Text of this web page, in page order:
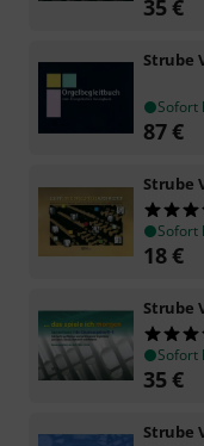
35€
Strube
Sofort
87€
Strube
Sofort
18€
Strube
Sofort
35€
Strube